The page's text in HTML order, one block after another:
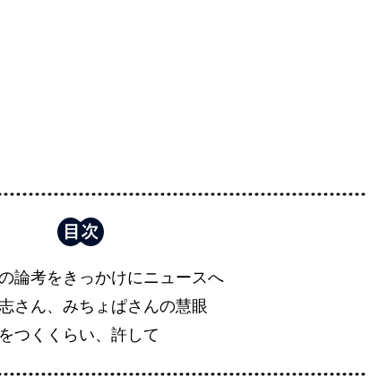
論考をきっかけにニュースへ
さん、みちょぱさんの慧眼
つくくらい、許して